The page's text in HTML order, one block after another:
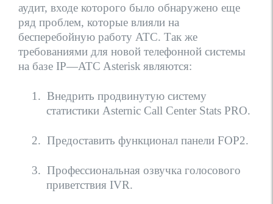
аудит, входе которого было обнаружено еще
ряд проблем, которые влияли на
бесперебойную работу АТС. Так же
требованиями для новой телефонной системы
на базе IP—ATC Asterisk являются:
1. Внедрить продвинутую систему
статистики Asternic Call Center Stats PRO.
2. Предоставить функционал панели FOP2.
3. Профессиональная озвучка голосового
приветствия IVR.